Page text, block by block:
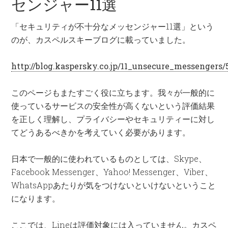
センジャー11選
「セキュリティが不十分なメッセンジャー11選」という
のが、カスペルスキーブログに載っていました。
http://blog.kaspersky.co.jp/11_unsecure_messengers/
このページもまたすごく役に立ちます。我々が一般的に
使っているサービスの安全性が高くないという評価結果
を正しく理解し、プライバシーやセキュリティーに対し
てどうあるべきかを考えていく必要があります。
日本で一般的に使われているものとしては、Skype、
Facebook Messenger、Yahoo! Messenger、Viber、
WhatsAppあたりが気をつけないといけないということ
になります。
ここでは、Lineは評価対象には入っていません。カスペ